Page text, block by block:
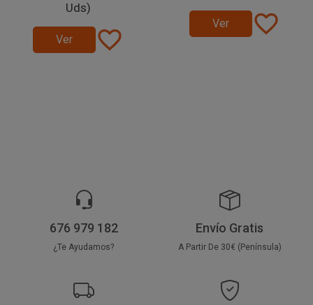
Uds)
Ver favorite_border
Ver favorite_border
676 979 182
¿Te Ayudamos?
Envío Gratis
A Partir De 30€ (Península)